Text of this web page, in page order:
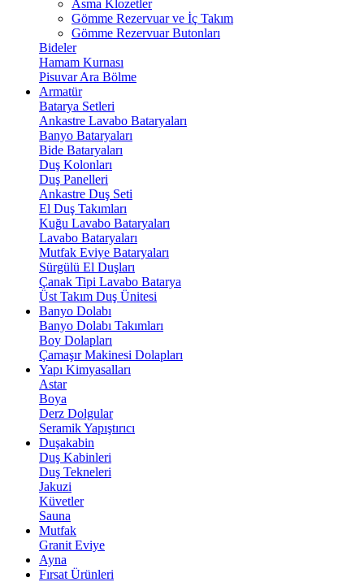
Asma Klozetler
Gömme Rezervuar ve İç Takım
Gömme Rezervuar Butonları
Bideler
Hamam Kurnası
Pisuvar Ara Bölme
Armatür
Batarya Setleri
Ankastre Lavabo Bataryaları
Banyo Bataryaları
Bide Bataryaları
Duş Kolonları
Duş Panelleri
Ankastre Duş Seti
El Duş Takımları
Kuğu Lavabo Bataryaları
Lavabo Bataryaları
Mutfak Eviye Bataryaları
Sürgülü El Duşları
Çanak Tipi Lavabo Batarya
Üst Takım Duş Ünitesi
Banyo Dolabı
Banyo Dolabı Takımları
Boy Dolapları
Çamaşır Makinesi Dolapları
Yapı Kimyasalları
Astar
Boya
Derz Dolgular
Seramik Yapıştırıcı
Duşakabin
Duş Kabinleri
Duş Tekneleri
Jakuzi
Küvetler
Sauna
Mutfak
Granit Eviye
Ayna
Fırsat Ürünleri